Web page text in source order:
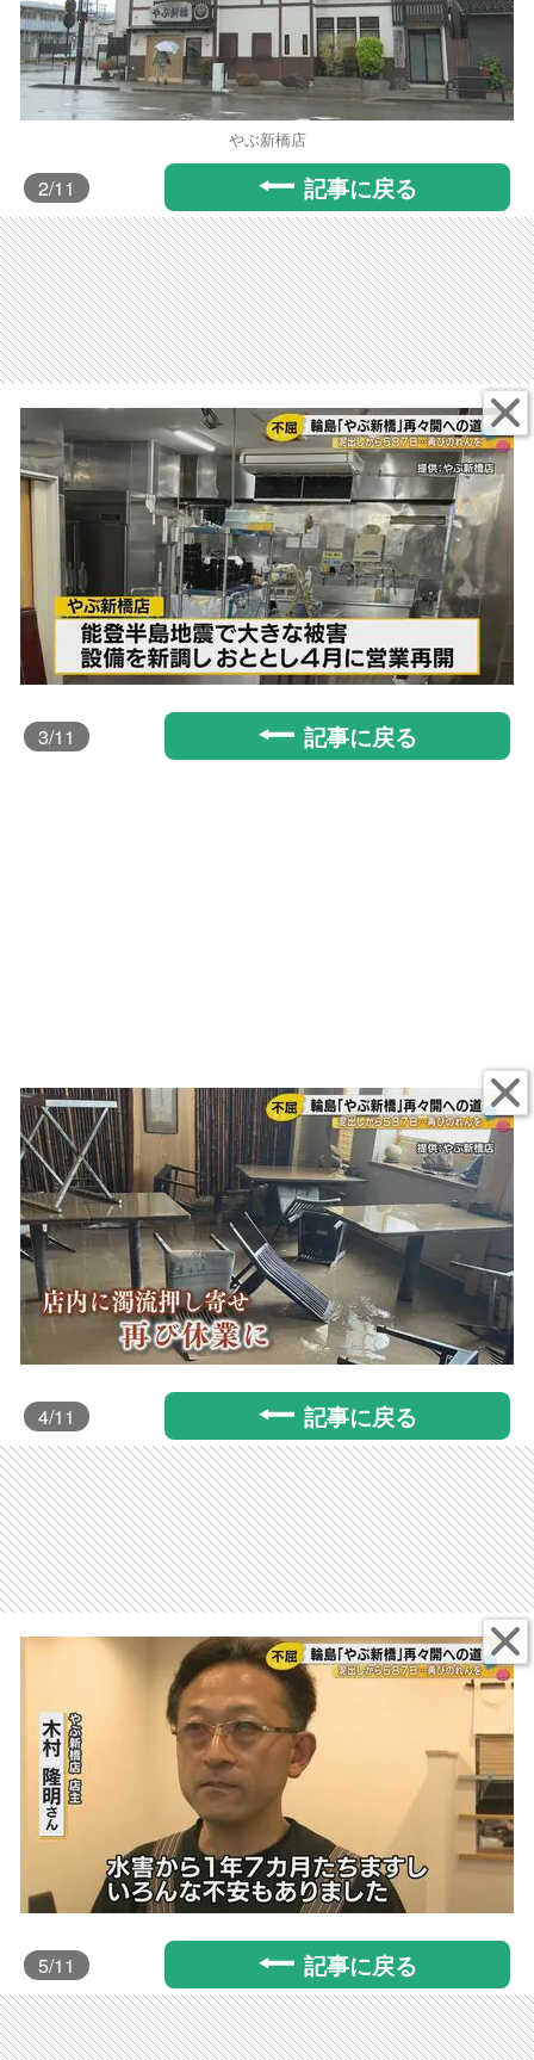
やぶ新橋店
2/11 記事に戻る
3/11 記事に戻る
4/11 記事に戻る
5/11 記事に戻る